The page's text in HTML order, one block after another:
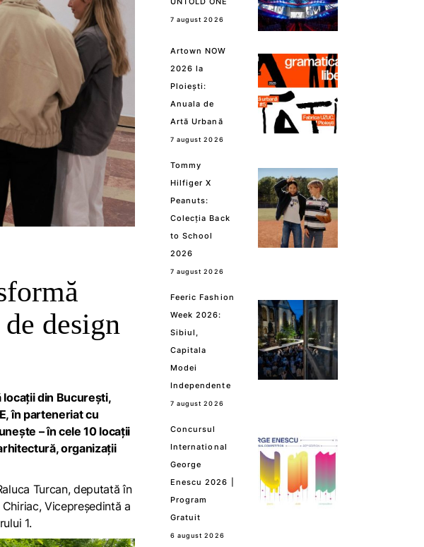
design
locații din Bucureşti,
în parteneriat cu
– în cele 10 locații
organizații
Turcan, deputată în
Vicepreședintă a
1.
7 august 2026
Artown NOW
2026 la
Ploiești:
Anuala de
Artă Urbană
7 august 2026
Tommy
Hilfiger X
Peanuts:
Colecția Back
to School
2026
7 august 2026
Feeric Fashion
Week 2026:
Sibiul,
Capitala
Modei
Independente
7 august 2026
Concursul
International
George
Enescu 2026 |
Program
Gratuit
6 august 2026